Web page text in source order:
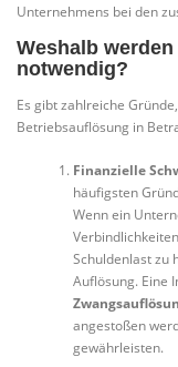
Unternehmens bei den
Weshalb
notwendig?
Es gibt zahlreiche
Betriebsauflösung in
Finanzielle
häufigsten
Wenn ein
Schuldenlast zu
Auflösung. Eine
angestoßen
gewährleisten.